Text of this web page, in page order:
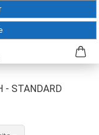
- STANDARD